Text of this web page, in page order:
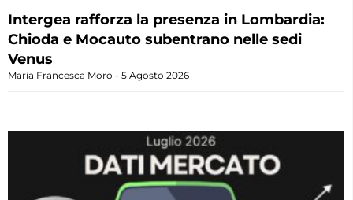
Intergea rafforza la presenza in Lombardia:
Chioda e Mocauto subentrano nelle sedi
Venus
Maria Francesca Moro 5 Agosto 2026